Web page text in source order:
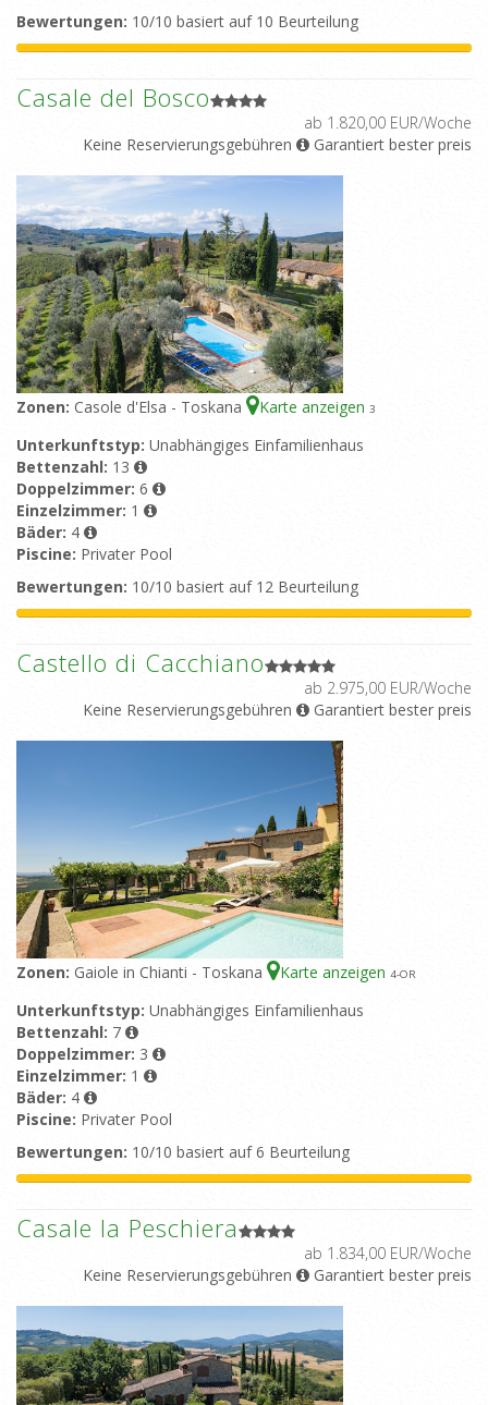
Bewertungen: 10/10 basiert auf 10 Beurteilung
Casale del Bosco
ab 1.820,00 EUR/Woche
Keine Reservierungsgebühren
Garantiert bester preis
Zonen: Casole d'Elsa - Toskana Karte anzeigen 3
Unterkunftstyp: Unabhängiges Einfamilienhaus
Bettenzahl: 13
Doppelzimmer: 6
Einzelzimmer: 1
Bäder: 4
Piscine: Privater Pool
Bewertungen: 10/10 basiert auf 12 Beurteilung
Castello di Cacchiano
ab 2.975,00 EUR/Woche
Keine Reservierungsgebühren
Garantiert bester preis
Zonen: Gaiole in Chianti - Toskana Karte anzeigen 4-OR
Unterkunftstyp: Unabhängiges Einfamilienhaus
Bettenzahl: 7
Doppelzimmer: 3
Einzelzimmer: 1
Bäder: 4
Piscine: Privater Pool
Bewertungen: 10/10 basiert auf 6 Beurteilung
Casale la Peschiera
ab 1.834,00 EUR/Woche
Keine Reservierungsgebühren
Garantiert bester preis